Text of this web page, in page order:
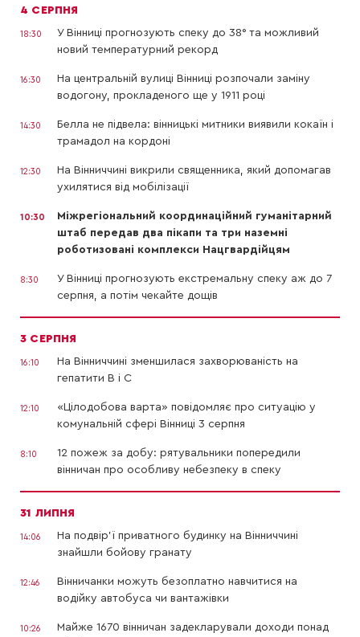
4 СЕРПНЯ
18:30
У Вінниці прогнозують спеку до 38° та можливий
новий температурний рекорд
16:30
На центральній вулиці Вінниці розпочали заміну
водогону, прокладеного ще у 1911 році
14:30
Белла не підвела: вінницькі митники виявили кокаїн і
трамадол на кордоні
12:30
На Вінниччині викрили священника, який допомагав
ухилятися від мобілізації
10:30
Міжрегіональний координаційний гуманітарний
штаб передав два пікапи та три наземні
роботизовані комплекси Нацгвардійцям
8:30
У Вінниці прогнозують екстремальну спеку аж до 7
серпня, а потім чекайте дощів
3 СЕРПНЯ
16:10
На Вінниччині зменшилася захворюваність на
гепатити В і С
12:10
«Цілодобова варта» повідомляє про ситуацію у
комунальній сфері Вінниці 3 серпня
8:10
12 пожеж за добу: рятувальники попередили
вінничан про особливу небезпеку в спеку
31 ЛИПНЯ
14:06
На подвір’ї приватного будинку на Вінниччині
знайшли бойову гранату
12:46
Вінничанки можуть безоплатно навчитися на
водійку автобуса чи вантажівки
10:26
Майже 1670 вінничан задекларували доходи понад